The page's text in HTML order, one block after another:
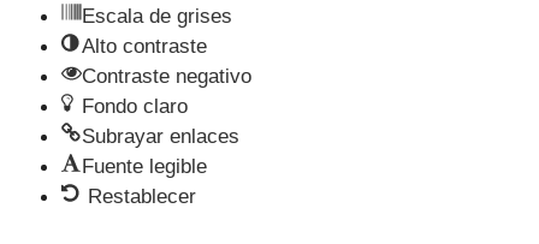
Escala de grises
Alto contraste
Contraste negativo
Fondo claro
Subrayar enlaces
Fuente legible
Restablecer